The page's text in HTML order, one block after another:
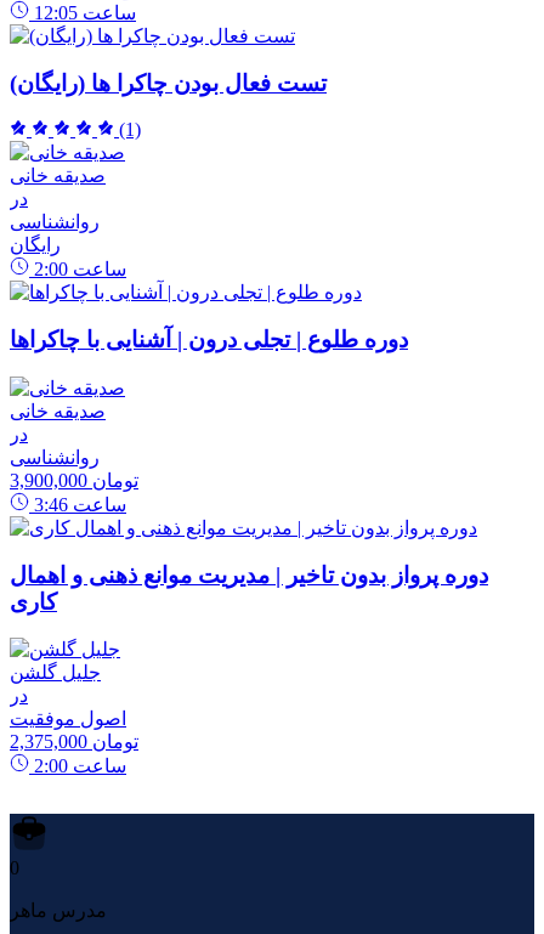
12:05 ساعت
تست فعال بودن چاکرا ها (رایگان)
(1)
صدیقه خانی
در
روانشناسی
رایگان
2:00 ساعت
دوره طلوع | تجلی درون | آشنایی با چاکراها
صدیقه خانی
در
روانشناسی
3,900,000 تومان
3:46 ساعت
دوره پرواز بدون تاخیر | مدیریت موانع ذهنی و اهمال
کاری
جلیل گلشن
در
اصول موفقیت
2,375,000 تومان
2:00 ساعت
0
مدرس ماهر